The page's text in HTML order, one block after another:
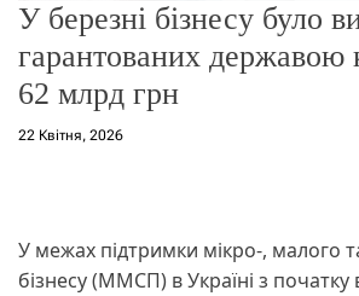
У березні бізнесу було
гарантованих державою
62 млрд грн
22 Квітня, 2026
У межах підтримки мікро-, малого
бізнесу (ММСП) в Україні з